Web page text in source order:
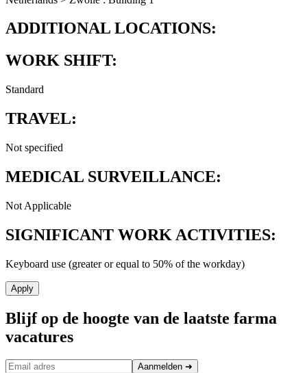
ADDITIONAL LOCATIONS:
WORK SHIFT:
Standard
TRAVEL:
Not specified
MEDICAL SURVEILLANCE:
Not Applicable
SIGNIFICANT WORK ACTIVITIES:
Keyboard use (greater or equal to 50% of the workday)
Apply
Blijf op de hoogte van de laatste farma
vacatures
Aanmelden ➜